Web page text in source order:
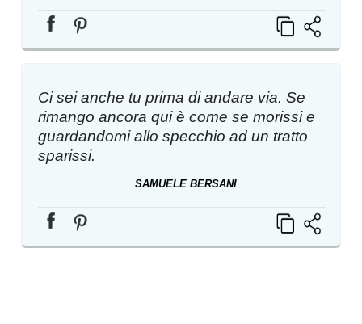
Ci sei anche tu prima di andare via. Se
rimango ancora qui è come se morissi e
guardandomi allo specchio ad un tratto
sparissi.
SAMUELE BERSANI